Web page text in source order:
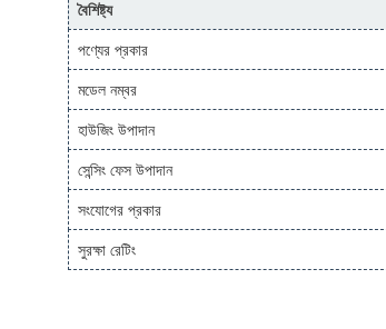
বৈশিষ্ট্য
পণ্যের প্রকার
মডেল নম্বর
হাউজিং উপাদান
সেন্সিং ফেস উপাদান
সংযোগের প্রকার
সুরক্ষা রেটিং